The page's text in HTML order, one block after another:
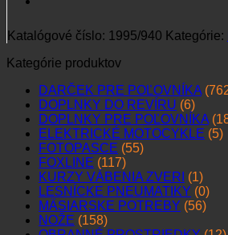
Katalógové číslo: 1995/940 Kategórie:
Kategórie produktov
DARČEK PRE POĽOVNÍKA
DOPLNKY DO REVÍRU (6)
DOPLNKY PRE POĽOVNÍKA
ELEKTRICKÉ MOTOCYKLE (5)
FOTOPASCE (55)
FOXLINE (117)
KURZY VÁBENIA ZVERI (1)
LESNÍCKE PNEUMATIKY (0)
MÄSIARSKE POTREBY (56)
NOŽE (158)